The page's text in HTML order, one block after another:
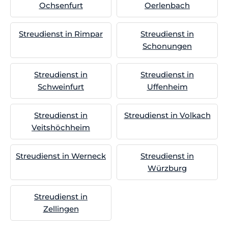
Ochsenfurt
Oerlenbach
Streudienst in Rimpar
Streudienst in
Schonungen
Streudienst in
Schweinfurt
Streudienst in
Uffenheim
Streudienst in
Veitshöchheim
Streudienst in Volkach
Streudienst in Werneck
Streudienst in
Würzburg
Streudienst in
Zellingen